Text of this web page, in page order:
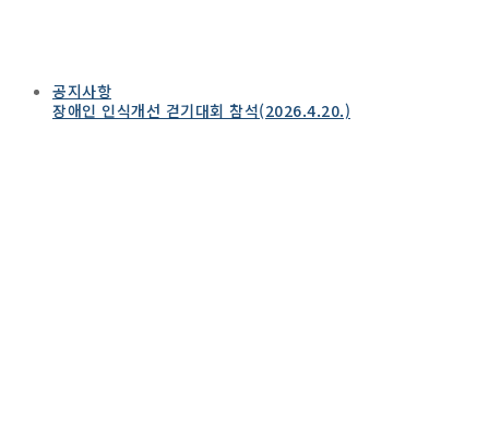
공지사항
장애인 인식개선 걷기대회 참석(2026.4.20.)